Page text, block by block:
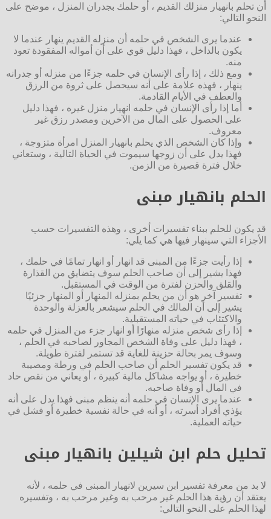
أن تحلم بانهيار منزلك القديم ، أو حلمك بجدران المنزل ، موضح على
النحو التالي:
عندما يرى الشخص في حلمه أن منزله القديم ينهار عندما لا
يكون بالداخل ، فهذا دليل قوي على أن أمواله المفقودة تعود
منه.
ومع ذلك ، إذا رأى الإنسان في حلمه جزءًا من منزله أو جدرانه
ينهار ، فهذه علامة على أنه سيحصل على ثروة من الرزق
والعطف في الأيام القادمة.
أما إذا رأى الإنسان في حلمه انهيار منزل غيره ، فهذا دليل
على الحصول على المال من الآخرين ومصدر رزق غير
معروف.
وإذا كان الشخص الذي يحلم بانهيار المنزل امرأة متزوجة ،
فهذا يدل على أن زوجها سيموت في الحياة التالية ، وستعاني
خلال فترة قصيرة من الزمن.
الحلم بانهيار مبنى
قد يكون للحلم ببناء تفسيرات أخرى ، وهذه التفسيرات حسب
الأجزاء التي سينهار فيها هي كما يلي:
إذا رأيت جزءًا من المبنى قد انهار أو انهار تمامًا في حلمك ،
فهذا يشير إلى أن صاحب الحلم سوف يتضايق من القذارة
والقلق والحزن لفترة من الوقت في المستقبل.
تفسير آخر هو أن من يحلم بمنزله المنهار أو المنهار جزئيًا
يشير إلى أن المالك في الحلم سيشعر بالعزلة والوحدة
والاكتئاب في حياته المستقبلية.
إذا رأى شخص منزله منهارًا أو انهار جزء من المنزل في حلمه
، فهذا دليل على وفاة الشخص المجاور لصاحبه في الحلم ،
وسوف يمر بحالة حزينة للغاية قد تستمر لفترة طويلة.
قد يكون تفسير الحلم أن صاحب الحلم في ورطة ومصيبة
خطيرة ، أو يواجه مشاكل مالية كبيرة ، أو يعاني من نقص حاد
في المال أو وفاة صاحبه.
عندما يرى الإنسان في حلمه أنه ينظم مبنى فهذا يدل على أنه
يؤذي أفراد أسرته ، أو أنه في حالة نفسية خطيرة أو فشل في
حياته العملية.
تحليل حلم ابن شيلين بانهيار مبنى
لا بد من معرفة تفسير ابن سيرين لانهيار المبنى في حلمه ، لأنه
يعتقد أن رؤية هذا الحلم غير مرحب به وغير مرحب به ، وتفسيره
لهذا الحلم على النحو التالي: